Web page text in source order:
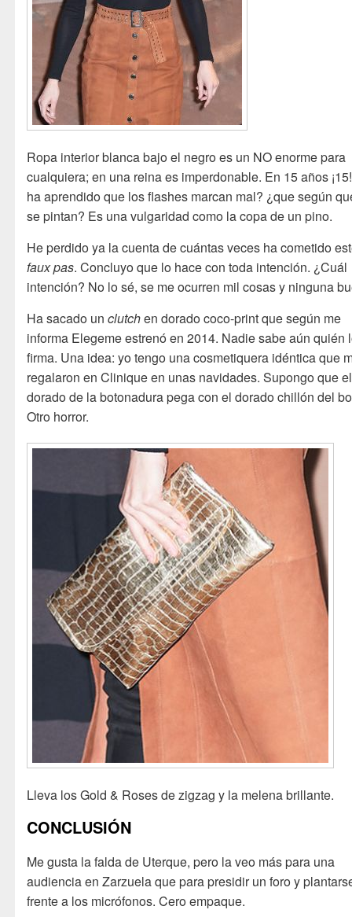
Ropa interior blanca bajo el negro es un NO enorme para
cualquiera; en una reina es imperdonable. En 15 años
ha aprendido que los flashes marcan mal? ¿que según
se pintan? Es una vulgaridad como la copa de un pino.
He perdido ya la cuenta de cuántas veces ha cometido
faux pas. Concluyo que lo hace con toda intención. ¿Cuál
intención? No lo sé, se me ocurren mil cosas y ninguna
Ha sacado unclutchen dorado coco-print que según me
informa Elegeme estrenó en 2014. Nadie sabe aún quién
firma. Una idea: yo tengo una cosmetiquera idéntica que
regalaron en Clinique en unas navidades. Supongo que el
dorado de la botonadura pega con el dorado chillón del
Otro horror.
Lleva los Gold & Roses de zigzag y la melena brillante.
CONCLUSIÓN
Me gusta la falda de Uterque, pero la veo más para una
audiencia en Zarzuela que para presidir un foro y
frente a los micrófonos. Cero empaque.